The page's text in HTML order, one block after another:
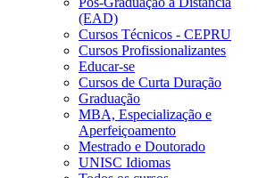
(EAD)
Cursos Técnicos - CEPRU
Cursos Profissionalizantes
Educar-se
Cursos de Curta Duração
Graduação
MBA, Especialização e
Aperfeiçoamento
Mestrado e Doutorado
UNISC Idiomas